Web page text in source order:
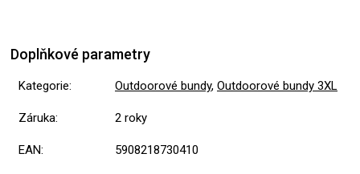
Doplňkové parametry
Kategorie: Outdoorové bundy, Outdoorové bundy 3XL
Záruka: 2 roky
EAN: 5908218730410